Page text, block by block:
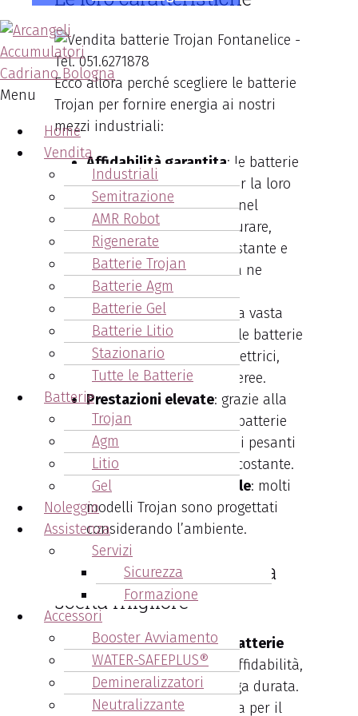
Menu
Home
Vendita
Industriali
Semitrazione
AMR Robot
Rigenerate
Batterie Trojan
Batterie Agm
Batterie Gel
Batterie Litio
Stazionario
Tutte le Batterie
Batterie
Trojan
Agm
Litio
Gel
Noleggio
Assistenza
Servizi
Sicurezza
Formazione
Accessori
Booster Avviamento
WATER-SAFEPLUS®
Demineralizzatori
Neutralizzante
Ecco allora perché scegliere le batterie
Trojan per fornire energia ai nostri
mezzi industriali:
Affidabilità garantita: le batterie
Trojan si distinguono per la loro
comprovata affidabilità nel
tempo. Progettate per durare,
offrono una potenza costante e
affidabile ogni qualvolta ne
abbiate bisogno.
Versatilità: adatte a una vasta
gamma di applicazioni, le batterie
Trojan servono veicoli elettrici,
golf car e piattaforme aeree.
Prestazioni elevate: grazie alla
tecnologia avanzata, le batterie
Trojan gestiscono carichi pesanti
e garantiscono energia costante.
Sostenibilità ambientale: molti
modelli Trojan sono progettati
considerando l’ambiente.
Batterie Trojan: quindi la
scelta migliore
In conclusione, sceglierele batterie
Trojansignifica investire in affidabilità,
performance superiori e lunga durata.
Sia che cerchiate una batteria per il